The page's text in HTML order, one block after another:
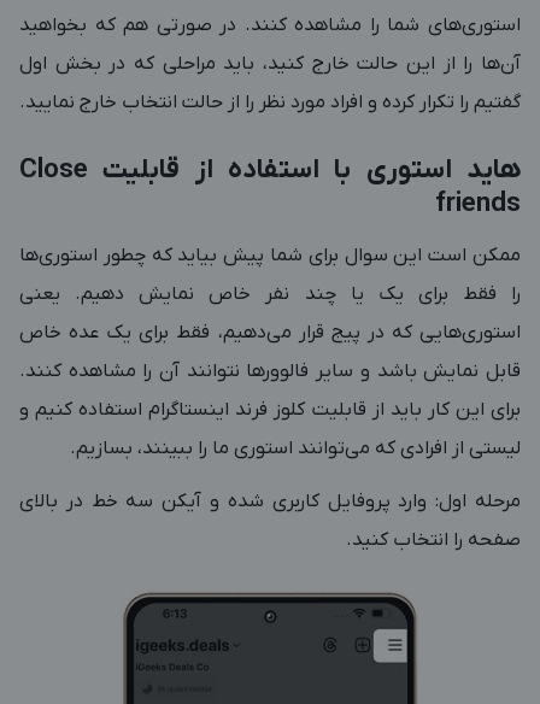
استوری‌های شما را مشاهده کنند. در صورتی هم که بخواهید
آن‌ها را از این حالت خارج کنید، باید مراحلی که در بخش اول
گفتیم را تکرار کرده و افراد مورد نظر را از حالت انتخاب خارج نمایید.
هاید استوری با استفاده از قابلیت Close
friends
ممکن است این سوال برای شما پیش بیاید که چطور استوری‌ها
را فقط برای یک یا چند نفر خاص نمایش دهیم. یعنی
استوری‌هایی که در پیج قرار می‌دهیم، فقط برای یک عده خاص
قابل نمایش باشد و سایر فالوورها نتوانند آن را مشاهده کنند.
برای این کار باید از قابلیت کلوز فرند اینستاگرام استفاده کنیم و
لیستی از افرادی که می‌توانند استوری ما را ببینند، بسازیم.
مرحله اول: وارد پروفایل کاربری شده و آیکن سه خط در بالای
صفحه را انتخاب کنید.